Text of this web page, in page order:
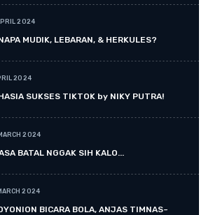
2024
MUDIK, LEBARAN, & HERKULES?
2024
SUKSES TIKTOK by NIKY PUTRA!
2024
BATAL NGGAK SIH KALO...
2024
BICARA BOLA, ANJAS TIMNAS~